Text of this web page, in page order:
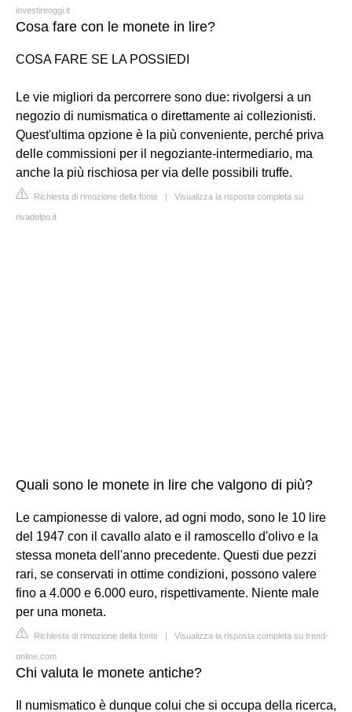
investireoggi.it
Cosa fare con le monete in lire?
COSA FARE SE LA POSSIEDI
Le vie migliori da percorrere sono due: rivolgersi a un
negozio di numismatica o direttamente ai collezionisti.
Quest'ultima opzione è la più conveniente, perché priva
delle commissioni per il negoziante-intermediario, ma
anche la più rischiosa per via delle possibili truffe.
Richiesta di rimozione della fonte | Visualizza la risposta completa su
rivadelpo.it
Quali sono le monete in lire che valgono di più?
Le campionesse di valore, ad ogni modo, sono le 10 lire
del 1947 con il cavallo alato e il ramoscello d'olivo e la
stessa moneta dell'anno precedente. Questi due pezzi
rari, se conservati in ottime condizioni, possono valere
fino a 4.000 e 6.000 euro, rispettivamente. Niente male
per una moneta.
Richiesta di rimozione della fonte | Visualizza la risposta completa su trend-
online.com
Chi valuta le monete antiche?
Il numismatico è dunque colui che si occupa della ricerca,